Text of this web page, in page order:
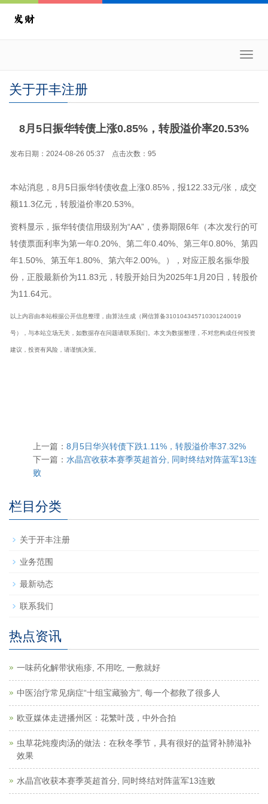
关于开丰注册
8月5日振华转债上涨0.85%，转股溢价率20.53%
发布日期：2024-08-26 05:37 点击次数：95
本站消息，8月5日振华转债收盘上涨0.85%，报122.33元/张，成交
额11.3亿元，转股溢价率20.53%。
资料显示，振华转债信用级别为“AA”，债券期限6年（本次发行的可
转债票面利率为第一年0.20%、第二年0.40%、第三年0.80%、第四
年1.50%、第五年1.80%、第六年2.00%。），对应正股名振华股
份，正股最新价为11.83元，转股开始日为2025年1月20日，转股价
为11.64元。
以上内容由本站根据公开信息整理，由算法生成（网信算备310104345710301240019
号），与本站立场无关，如数据存在问题请联系我们。本文为数据整理，不对您构成任何投资
建议，投资有风险，请谨慎决策。
上一篇： 8月5日华兴转债下跌1.11%，转股溢价率37.32%
下一篇： 水晶宫收获本赛季英超首分, 同时终结对阵蓝军13连
败
栏目分类
关于开丰注册
业务范围
最新动态
联系我们
热点资讯
一味药化解带状疱疹, 不用吃, 一敷就好
中医治疗常见病症“十组宝藏验方”, 每一个都救了很多人
欧亚媒体走进播州区：花繁叶茂，中外合拍
虫草花炖瘦肉汤的做法：在秋冬季节，具有很好的益肾补肺滋补
效果
水晶宫收获本赛季英超首分, 同时终结对阵蓝军13连败